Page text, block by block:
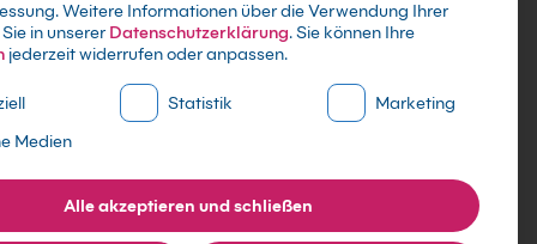
Weitere Informationen über die Verwendung Ihrer
in unserer Datenschutzerklärung.Sie können Ihre
jederzeit widerrufen oder anpassen.
Liste der Service-Gruppen, für die eine Einwilligung
Statistik
Marketing
Medien
Alle akzeptieren und schließen